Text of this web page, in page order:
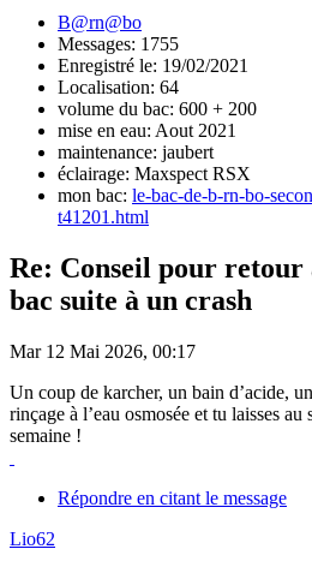
B@rn@bo
Messages: 1755
Enregistré le: 19/02/2021
Localisation: 64
volume du bac: 600 + 200
mise en eau: Aout 2021
maintenance: jaubert
éclairage: Maxspect RSX
mon bac: le-bac-de-b-rn-bo-
t41201.html
Re: Conseil pour retour
bac suite à un crash
Mar 12 Mai 2026, 00:17
Un coup de karcher, un bain d’acide,
rinçage à l’eau osmosée et tu laisses
semaine !
Répondre en citant le message
Lio62